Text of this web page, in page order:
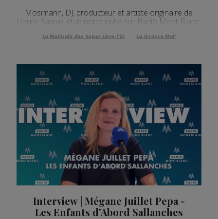
Mosimann, DJ, producteur et artiste originaire de
Haute-Savoie, était notre invité sur Radio Mont Blanc.
La Matinale des Super Lève-Tôt La Grasse Mat'
Interview | Mégane Juillet Pepa -
Les Enfants d'Abord Sallanches